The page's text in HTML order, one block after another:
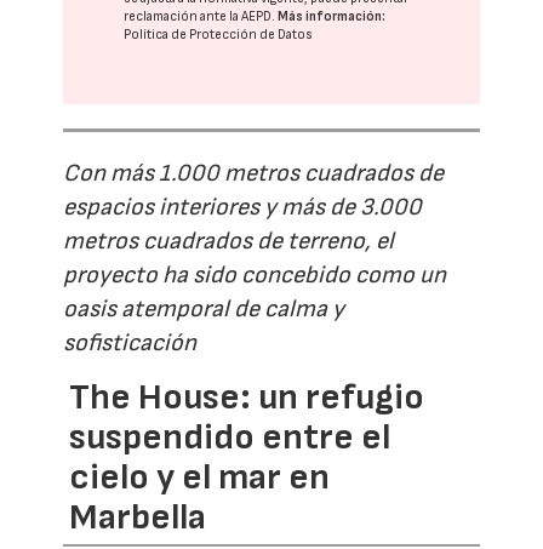
reclamación ante laAEPD .Más información:
Política de Protección de Datos
Con más 1.000 metros cuadrados de
espacios interiores y más de 3.000
metros cuadrados de terreno, el
proyecto ha sido concebido como un
oasis atemporal de calma y
sofisticación
The House: un refugio
suspendido entre el
cielo y el mar en
Marbella